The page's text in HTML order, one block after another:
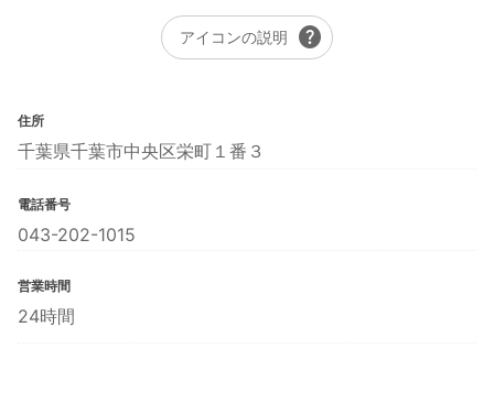
アイコンの説明 help
住所
千葉県千葉市中央区栄町１番３
電話番号
043-202-1015
営業時間
24時間